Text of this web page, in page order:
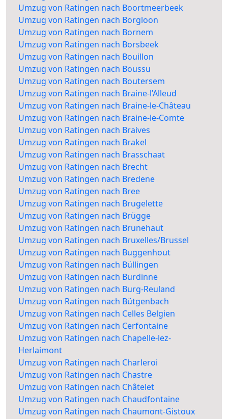
Umzug von Ratingen nach Boortmeerbeek
Umzug von Ratingen nach Borgloon
Umzug von Ratingen nach Bornem
Umzug von Ratingen nach Borsbeek
Umzug von Ratingen nach Bouillon
Umzug von Ratingen nach Boussu
Umzug von Ratingen nach Boutersem
Umzug von Ratingen nach Braine-l’Alleud
Umzug von Ratingen nach Braine-le-Château
Umzug von Ratingen nach Braine-le-Comte
Umzug von Ratingen nach Braives
Umzug von Ratingen nach Brakel
Umzug von Ratingen nach Brasschaat
Umzug von Ratingen nach Brecht
Umzug von Ratingen nach Bredene
Umzug von Ratingen nach Bree
Umzug von Ratingen nach Brugelette
Umzug von Ratingen nach Brügge
Umzug von Ratingen nach Brunehaut
Umzug von Ratingen nach Bruxelles/Brussel
Umzug von Ratingen nach Buggenhout
Umzug von Ratingen nach Büllingen
Umzug von Ratingen nach Burdinne
Umzug von Ratingen nach Burg-Reuland
Umzug von Ratingen nach Bütgenbach
Umzug von Ratingen nach Celles Belgien
Umzug von Ratingen nach Cerfontaine
Umzug von Ratingen nach Chapelle-lez-
Herlaimont
Umzug von Ratingen nach Charleroi
Umzug von Ratingen nach Chastre
Umzug von Ratingen nach Châtelet
Umzug von Ratingen nach Chaudfontaine
Umzug von Ratingen nach Chaumont-Gistoux